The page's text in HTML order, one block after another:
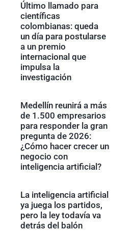
Último llamado para
científicas
colombianas: queda
un día para postularse
a un premio
internacional que
impulsa la
investigación
Medellín reunirá a más
de 1.500 empresarios
para responder la gran
pregunta de 2026:
¿Cómo hacer crecer un
negocio con
inteligencia artificial?
La inteligencia artificial
ya juega los partidos,
pero la ley todavía va
detrás del balón